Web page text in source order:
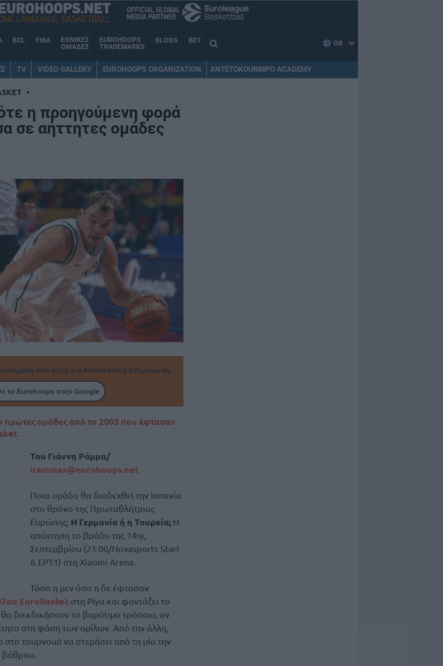
BCL FIBA
ΕΘΝΙΚΕΣ
ΟΜΑΔΕΣ
EUROHOOPS
TRADEMARKS
BLOGS BET GR
TV VIDEO GALLERY EUROHOOPS ORGANIZATION ANTETOKOUNMPO ACADEMY
•
η προηγούμενη φορά
σε αήττητες ομάδες
σου πηγή για Μπασκετική Ενημέρωση.
το Eurohoops στην Google
πρώτες ομάδες από το 2003 που έφτασαν
Του Γιάννη Ράμμα/
irammas@eurohoops.net
Ποια ομάδα θα διαδεχθεί την Ισπανία
στο θρόνο της Πρωταθλήτριας
Ευρώπης; Η Γερμανία ή η Τουρκία;Η
απάντηση το βράδυ της 14ης
Σεπτεμβρίου (21:00/Novasports Start
& ΕΡΤ1) στη Xiaomi Arena.
Τόσο η μεν όσο η δε έφτασαν
EuroBasket στη Ρίγα και φαντάζει το
θα διεκδικήσουν το βαρύτιμο τρόπαιο, αν
στη φάση των ομίλων. Από την άλλη,
στο τουρνουά να στερήσει από τη μία την